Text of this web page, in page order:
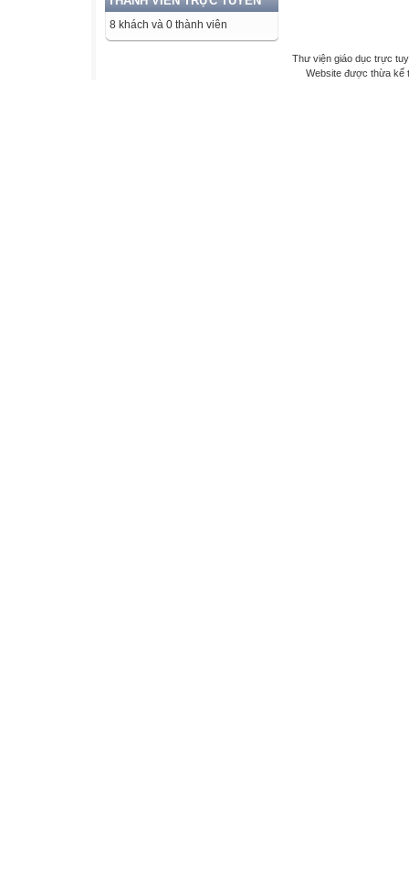
8 khách và 0 thành viên
Thư viện giáo dục trực
Website được thừa kế